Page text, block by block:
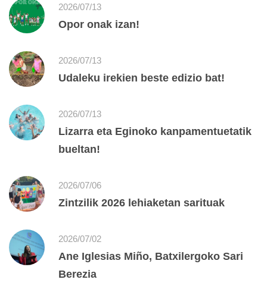
2026/07/13
Opor onak izan!
2026/07/13
Udaleku irekien beste edizio bat!
2026/07/13
Lizarra eta Eginoko kanpamentuetatik
bueltan!
2026/07/06
Zintzilik 2026 lehiaketan sarituak
2026/07/02
Ane Iglesias Miño, Batxilergoko Sari
Berezia